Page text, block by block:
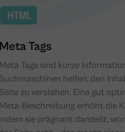
Meta Tags
Meta Tags sind kurze
Suchmaschinen helfen, den
Seite zu verstehen. Eine gut
Meta-Beschreibung erhöht die
indem sie prägnant darstellt,